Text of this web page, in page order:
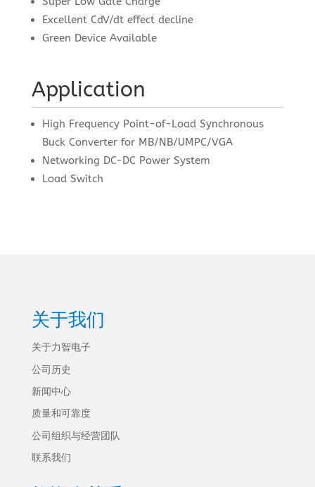
Excellent CdV/dt effect decline
Green Device Available
Application
High Frequency Point-of-Load Synchronous
Buck Converter for MB/NB/UMPC/VGA
Networking DC-DC Power System
Load Switch
关于我们
关于力智电子
公司历史
新闻中心
质量和可靠度
公司组织与经营团队
联系我们